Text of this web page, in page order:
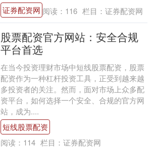
证券配资网 阅读： 116 栏目： 证券配资网
股票配资官方网站：安全合规
平台首选
在当今投资理财市场中短线股票配资，股票
配资作为一种杠杆投资工具，正受到越来越
多投资者的关注。然而，面对市场上众多配
资平台，如何选择一个安全、合规的官方网
站，成为....
短线股票配资
阅读： 114 栏目： 证券配资网